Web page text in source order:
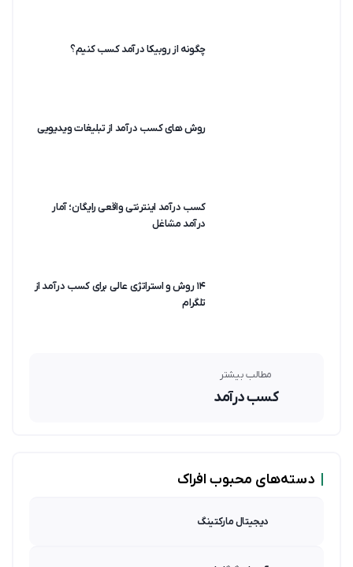
چگونه از روبیکا درآمد کسب کنیم؟
روش های کسب درآمد از تبلیغات ویدیویی
کسب درآمد اینترنتی واقعی رایگان؛ آمار
درآمد مشاغل
۱۴ روش و استراتژی عالی برای کسب درآمد از
تلگرام
مطالب بیشتر
کسب درآمد
دسته‌های محبوب افراک
دیجیتال مارکتینگ